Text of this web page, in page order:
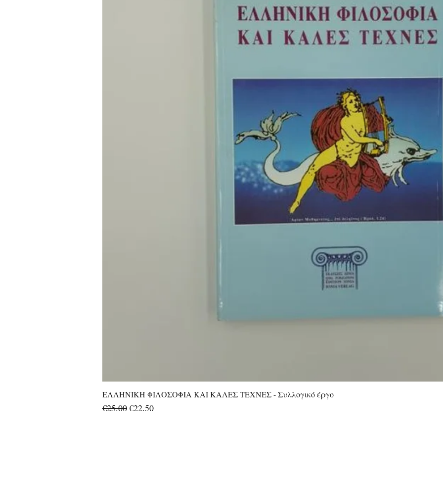
Quick View
ΕΛΛΗΝΙΚΗ ΦΙΛΟΣΟΦΙΑ ΚΑΙ ΚΑΛΕΣ ΤΕΧΝΕΣ - Συλλογικό έργο
Regular Price
€25.00Sale Price
€22.50